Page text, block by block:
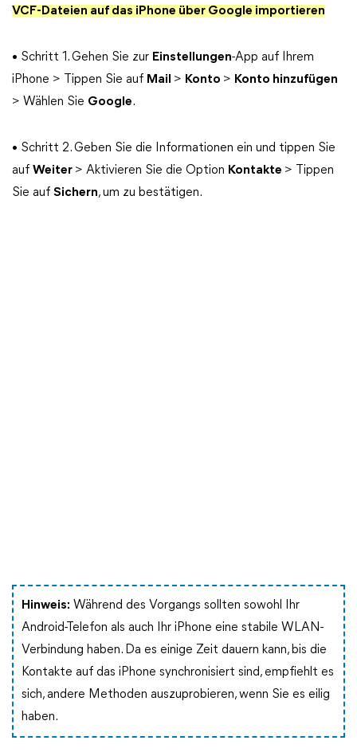
VCF-Dateien auf das iPhone über Google importieren
• Schritt 1. Gehen Sie zur Einstellungen-App auf Ihrem
iPhone > Tippen Sie auf Mail > Konto > Konto hinzufügen
> Wählen Sie Google.
• Schritt 2. Geben Sie die Informationen ein und tippen Sie
auf Weiter > Aktivieren Sie die Option Kontakte > Tippen
Sie auf Sichern, um zu bestätigen.
Hinweis: Während des Vorgangs sollten sowohl Ihr
Android-Telefon als auch Ihr iPhone eine stabile WLAN-
Verbindung haben. Da es einige Zeit dauern kann, bis die
Kontakte auf das iPhone synchronisiert sind, empfiehlt es
sich, andere Methoden auszuprobieren, wenn Sie es eilig
haben.